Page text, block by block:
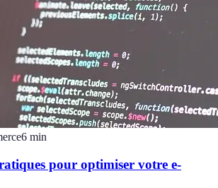
6 min
pour optimiser votre e-